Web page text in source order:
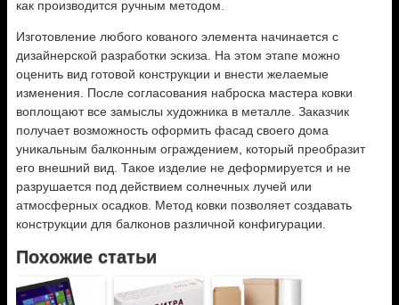
как производится ручным методом.
Изготовление любого кованого элемента начинается с
дизайнерской разработки эскиза. На этом этапе можно
оценить вид готовой конструкции и внести желаемые
изменения. После согласования наброска мастера ковки
воплощают все замыслы художника в металле. Заказчик
получает возможность оформить фасад своего дома
уникальным балконным ограждением, который преобразит
его внешний вид. Такое изделие не деформируется и не
разрушается под действием солнечных лучей или
атмосферных осадков. Метод ковки позволяет создавать
конструкции для балконов различной конфигурации.
Похожие статьи